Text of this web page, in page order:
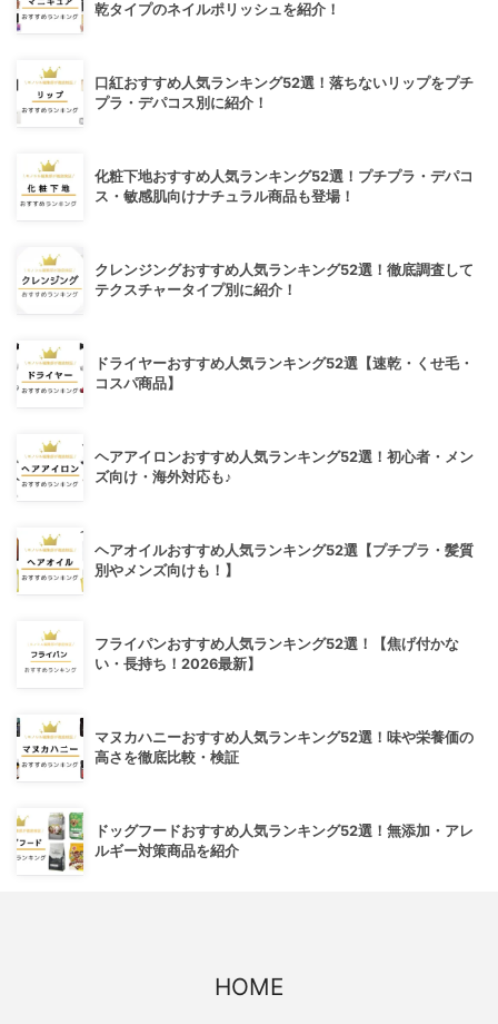
乾タイプのネイルポリッシュを紹介！
口紅おすすめ人気ランキング52選！落ちないリップをプチ
プラ・デパコス別に紹介！
化粧下地おすすめ人気ランキング52選！プチプラ・デパコ
ス・敏感肌向けナチュラル商品も登場！
クレンジングおすすめ人気ランキング52選！徹底調査して
テクスチャータイプ別に紹介！
ドライヤーおすすめ人気ランキング52選【速乾・くせ毛・
コスパ商品】
ヘアアイロンおすすめ人気ランキング52選！初心者・メン
ズ向け・海外対応も♪
ヘアオイルおすすめ人気ランキング52選【プチプラ・髪質
別やメンズ向けも！】
フライパンおすすめ人気ランキング52選！【焦げ付かな
い・長持ち！2026最新】
マヌカハニーおすすめ人気ランキング52選！味や栄養価の
高さを徹底比較・検証
ドッグフードおすすめ人気ランキング52選！無添加・アレ
ルギー対策商品を紹介
HOME